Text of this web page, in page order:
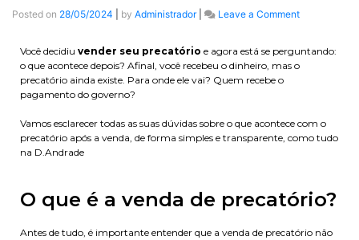
Posted on 28/05/2024 by Administrador| Leave a Comment
Você decidiu vender seu precatório e agora está se perguntando:
o que acontece depois? Afinal, você recebeu o dinheiro, mas o
precatório ainda existe. Para onde ele vai? Quem recebe o
pagamento do governo?
Vamos esclarecer todas as suas dúvidas sobre o que acontece com o
precatório após a venda, de forma simples e transparente, como tudo
na D.Andrade
O que é a venda de precatório?
Antes de tudo, é importante entender que a venda de precatório não